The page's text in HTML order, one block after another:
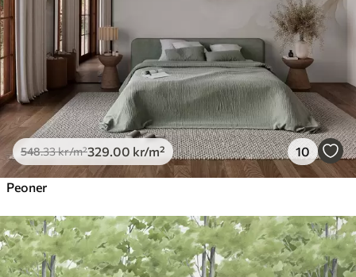
548.33kr/m²329 .00 kr/m² 10
Peoner